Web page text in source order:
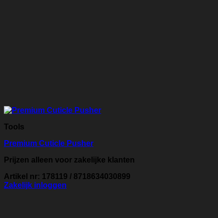
Tools
Premium Cuticle Pusher
Prijzen alleen voor zakelijke klanten
Artikel nr: 178119 / 8718634030899
Zakelijk inloggen